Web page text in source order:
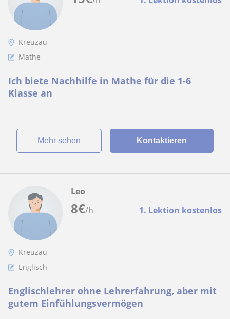
Kreuzau
Mathe
Ich biete Nachhilfe in Mathe für die 1-6
Klasse an
Mehr sehen Kontaktieren
8€/h 1. Lektion kostenlos
Leo
Kreuzau
Englisch
Englischlehrer ohne Lehrerfahrung, aber mit
gutem Einfühlungsvermögen